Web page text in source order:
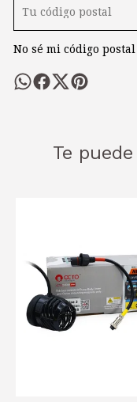
No sé mi código postal
Te